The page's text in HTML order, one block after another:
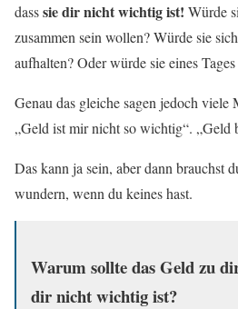
dasssie dir nicht wichtig ist! Würde
zusammen sein wollen? Würde sie
aufhalten? Oder würde sie eines
Genau das gleiche sagen jedoch viele
„Geld ist mir nicht so wichtig“. „Geld
Das kann ja sein, aber dann brauchst
wundern, wenn du keines hast.
Warum sollte das Geld zu
dir nicht wichtig ist?